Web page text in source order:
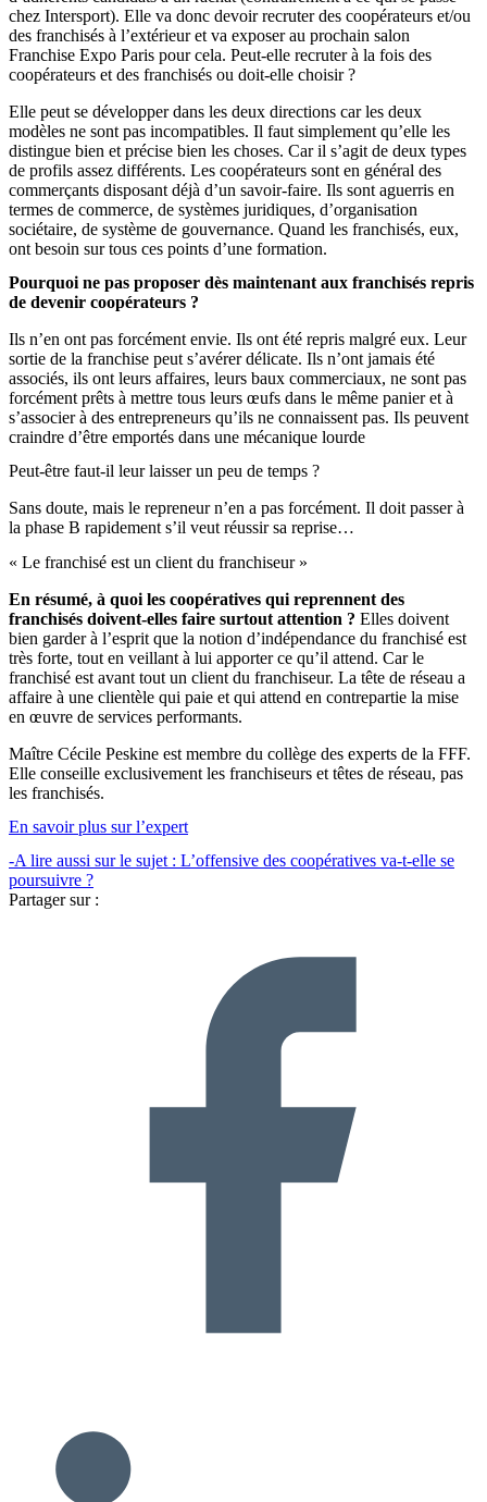
chez Intersport). Elle va donc devoir recruter des coopérateurs et/ou
des franchisés à l’extérieur et va exposer au prochain salon
Franchise Expo Paris pour cela. Peut-elle recruter à la fois des
coopérateurs et des franchisés ou doit-elle choisir ?
Elle peut se développer dans les deux directions car les deux
modèles ne sont pas incompatibles. Il faut simplement qu’elle les
distingue bien et précise bien les choses. Car il s’agit de deux types
de profils assez différents. Les coopérateurs sont en général des
commerçants disposant déjà d’un savoir-faire. Ils sont aguerris en
termes de commerce, de systèmes juridiques, d’organisation
sociétaire, de système de gouvernance. Quand les franchisés, eux,
ont besoin sur tous ces points d’une formation.
Pourquoi ne pas proposer dès maintenant aux franchisés repris
de devenir coopérateurs ?
Ils n’en ont pas forcément envie. Ils ont été repris malgré eux. Leur
sortie de la franchise peut s’avérer délicate. Ils n’ont jamais été
associés, ils ont leurs affaires, leurs baux commerciaux, ne sont pas
forcément prêts à mettre tous leurs œufs dans le même panier et à
s’associer à des entrepreneurs qu’ils ne connaissent pas. Ils peuvent
craindre d’être emportés dans une mécanique lourde
Peut-être faut-il leur laisser un peu de temps ?
Sans doute, mais le repreneur n’en a pas forcément. Il doit passer à
la phase B rapidement s’il veut réussir sa reprise…
« Le franchisé est un client du franchiseur »
En résumé, à quoi les coopératives qui reprennent des
franchisés doivent-elles faire surtout attention ? Elles doivent
bien garder à l’esprit que la notion d’indépendance du franchisé est
très forte, tout en veillant à lui apporter ce qu’il attend. Car le
franchisé est avant tout un client du franchiseur. La tête de réseau a
affaire à une clientèle qui paie et qui attend en contrepartie la mise
en œuvre de services performants.
Maître Cécile Peskine est membre du collège des experts de la FFF.
Elle conseille exclusivement les franchiseurs et têtes de réseau, pas
les franchisés.
En savoir plus sur l’expert
-A lire aussi sur le sujet : L’offensive des coopératives va-t-elle se
poursuivre ?
Partager sur :